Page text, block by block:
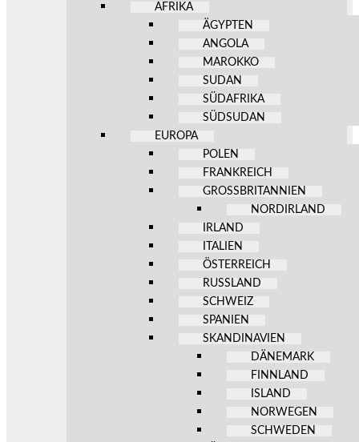
AFRIKA
ÄGYPTEN
ANGOLA
MAROKKO
SUDAN
SÜDAFRIKA
SÜDSUDAN
EUROPA
POLEN
FRANKREICH
GROSSBRITANNIEN
NORDIRLAND
IRLAND
ITALIEN
ÖSTERREICH
RUSSLAND
SCHWEIZ
SPANIEN
SKANDINAVIEN
DÄNEMARK
FINNLAND
ISLAND
NORWEGEN
SCHWEDEN